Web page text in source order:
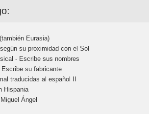
Eurasia)
su proximidad con el Sol
- Escribe sus nombres
su fabricante
traducidas al español II
Hispania
Ángel